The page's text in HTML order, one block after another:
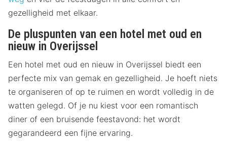
gezelligheid met elkaar.
De pluspunten van een hotel met oud en
nieuw in Overijssel
Een hotel met oud en nieuw in Overijssel biedt een
perfecte mix van gemak en gezelligheid. Je hoeft niets
te organiseren of op te ruimen en wordt volledig in de
watten gelegd. Of je nu kiest voor een romantisch
diner of een bruisende feestavond: het wordt
gegarandeerd een fijne ervaring.